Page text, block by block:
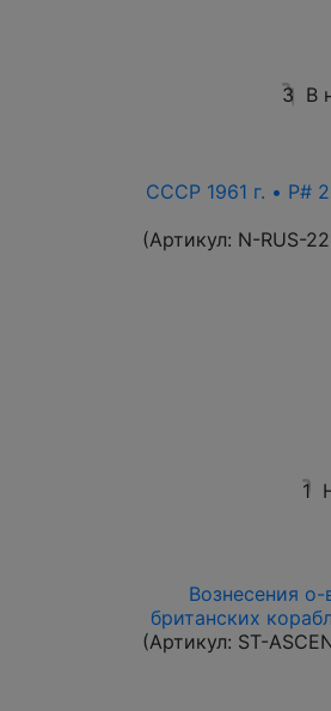
3 В
СССР 1961 г. • P#
(Артикул: N-RUS-
1
Вознесения
британских
(Артикул: ST-